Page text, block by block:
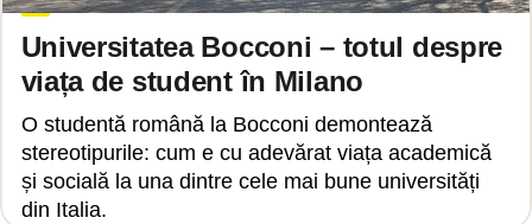
Universitatea Bocconi – totul despre
viața de student în Milano
O studentă română la Bocconi demontează
stereotipurile: cum e cu adevărat viața academică
și socială la una dintre cele mai bune universități
din Italia.